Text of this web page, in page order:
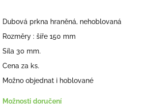
Dubová prkna hraněná, nehoblovaná
Rozměry : šíře 150 mm
Síla 30 mm.
Cena za ks.
Možno objednat i hoblované
Možnosti doručení